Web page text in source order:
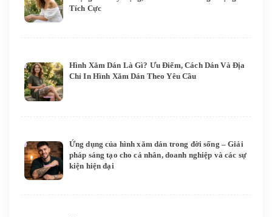
Tích Cực
Hình Xăm Dán Là Gì? Ưu Điểm, Cách Dán Và Địa
Chỉ In Hình Xăm Dán Theo Yêu Cầu
Ứng dụng của hình xăm dán trong đời sống – Giải
pháp sáng tạo cho cá nhân, doanh nghiệp và các sự
kiện hiện đại